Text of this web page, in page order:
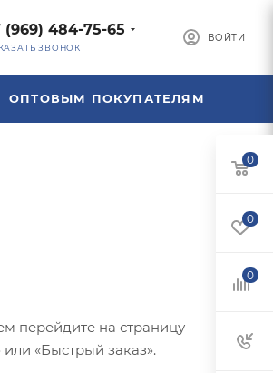
ВОЙТИ
(969) 484-75-65
ЗВОНОК
ОПТОВЫМ ПОКУПАТЕЛЯМ
перейдите на страницу
«Быстрый заказ».
0
0
0